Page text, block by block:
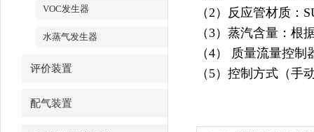
VOC发生器
水蒸气发生器
评价装置
配气装置
（2）反应管材质：
（3）蒸汽含量：根
（4）
质量流量控制
（5）控制方式（手